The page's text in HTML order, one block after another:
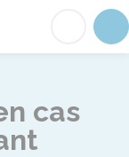
cas